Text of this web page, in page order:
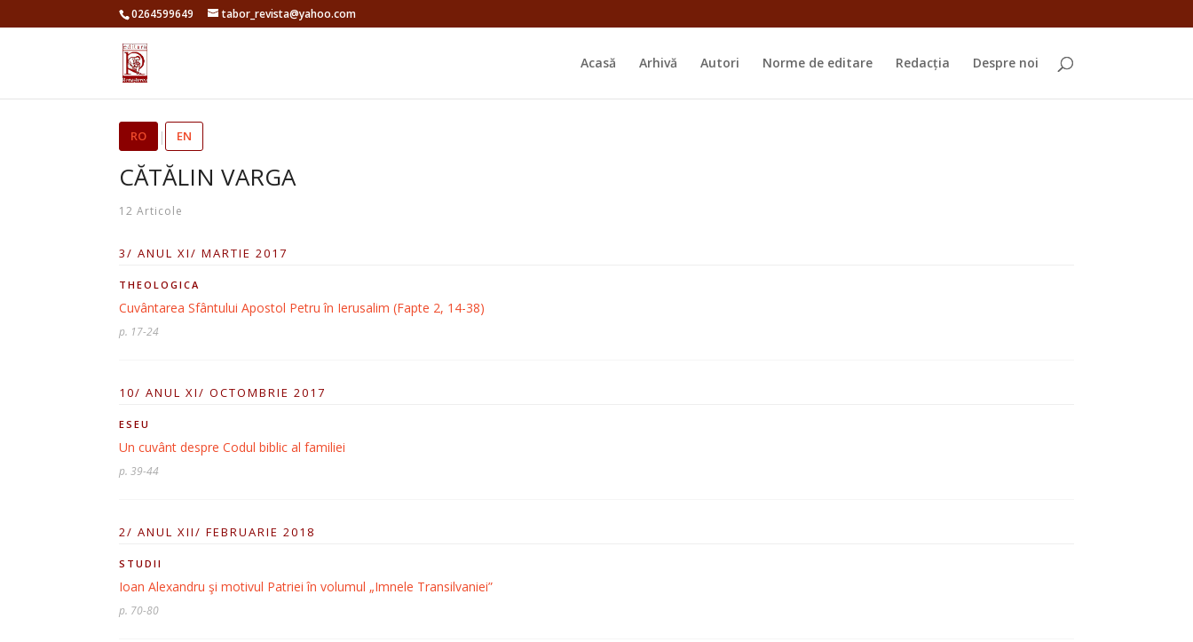
0264599649 tabor_revista@yahoo.com
Acasă Arhivă Autori Norme de editare Redacția Despre noi
RO | EN
CĂTĂLIN VARGA
12 Articole
3/ ANUL XI/ MARTIE 2017
THEOLOGICA
Cuvântarea Sfântului Apostol Petru în Ierusalim (Fapte 2, 14-38)
p. 17-24
10/ ANUL XI/ OCTOMBRIE 2017
ESEU
Un cuvânt despre Codul biblic al familiei
p. 39-44
2/ ANUL XII/ FEBRUARIE 2018
STUDII
Ioan Alexandru şi motivul Patriei în volumul „Imnele Transilvaniei”
p. 70-80